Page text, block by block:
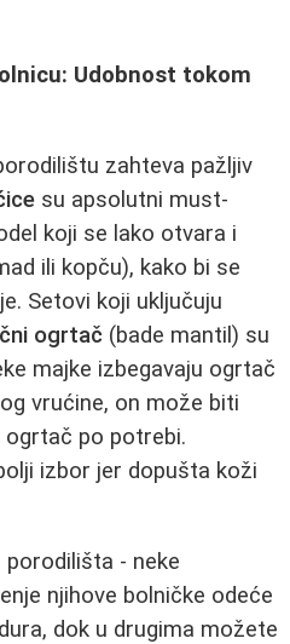
Udobnost tokom
zahteva pažljiv
su apsolutni must-
koji se lako otvara i
ili kopču), kako bi se
Setovi koji uključuju
ogrtač (bade mantil) su
majke izbegavaju ogrtač
vrućine, on može biti
po potrebi.
izbor jer dopušta koži
- neke
njihove bolničke odeće
dok u drugima možete